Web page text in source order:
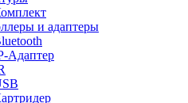
и адаптеры
Адаптер